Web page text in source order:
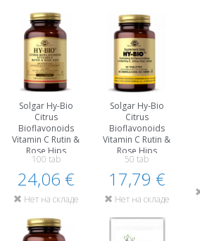
Solgar Hy-Bio
Citrus
Bioflavonoids
Vitamin C Rutin &
Rose Hips
100 tab
24,06 €
Нет на складе
Solgar Hy-Bio
Citrus
Bioflavonoids
Vitamin C Rutin &
Rose Hips
50 tab
17,79 €
Нет на складе